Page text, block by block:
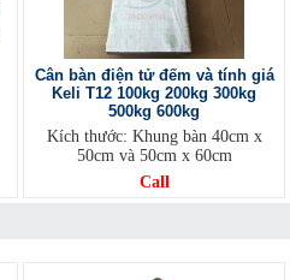
Cân bàn điện tử đếm và tính giá
Keli T12 100kg 200kg 300kg
500kg 600kg
Kích thước: Khung bàn 40cm x
50cm và 50cm x 60cm
Call